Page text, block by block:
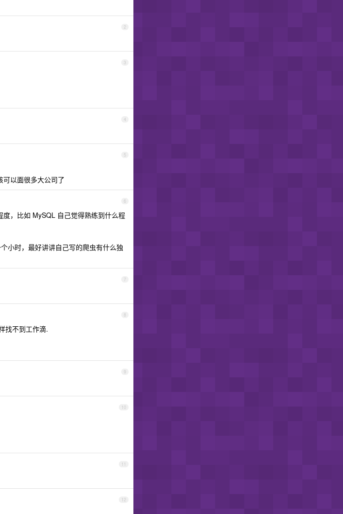
2
3
4
5
以面很多大公司了
6
，比如 MySQL 自己觉得熟练到什么程
小时，最好讲讲自己写的爬虫有什么独
7
8
找不到工作滴.
9
10
11
12